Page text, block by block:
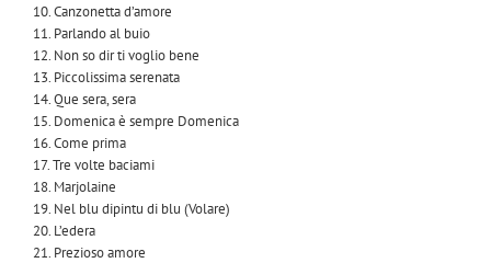
10. Canzonetta d’amore
11. Parlando al buio
12. Non so dir ti voglio bene
13. Piccolissima serenata
14. Que sera, sera
15. Domenica è sempre Domenica
16. Come prima
17. Tre volte baciami
18. Marjolaine
19. Nel blu dipintu di blu (Volare)
20. L’edera
21. Prezioso amore